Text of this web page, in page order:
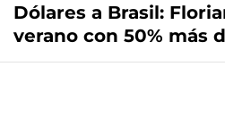
Dólares a Brasil:
verano con 50% más